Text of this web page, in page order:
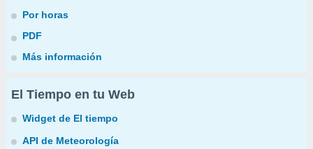
Por horas
PDF
Más información
El Tiempo en tu Web
Widget de El tiempo
API de Meteorología